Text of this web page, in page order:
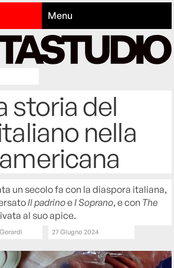
Menu
storia del
nella
un secolo fa con la diaspora italiana,
Il padrinoeI Soprano, e con The
al suo apice.
27 Giugno 2024